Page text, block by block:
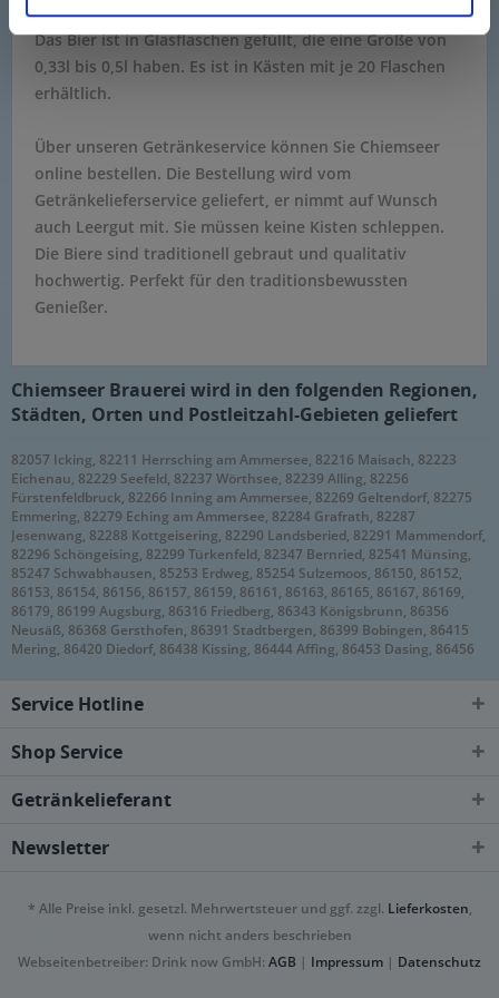
Das Bier ist in Glasflaschen gefüllt, die eine Größe von
0,33l bis 0,5l haben. Es ist in Kästen mit je 20 Flaschen
erhältlich.
Über unseren Getränkeservice können Sie Chiemseer
online bestellen. Die Bestellung wird vom
Getränkelieferservice geliefert, er nimmt auf Wunsch
auch Leergut mit. Sie müssen keine Kisten schleppen.
Die Biere sind traditionell gebraut und qualitativ
hochwertig. Perfekt für den traditionsbewussten
Genießer.
Chiemseer Brauerei wird in den folgenden Regionen,
Städten, Orten und Postleitzahl-Gebieten geliefert
82057 Icking, 82211 Herrsching am Ammersee, 82216 Maisach, 82223
Eichenau, 82229 Seefeld, 82237 Wörthsee, 82239 Alling, 82256
Fürstenfeldbruck, 82266 Inning am Ammersee, 82269 Geltendorf, 82275
Emmering, 82279 Eching am Ammersee, 82284 Grafrath, 82287
Jesenwang, 82288 Kottgeisering, 82290 Landsberied, 82291 Mammendorf,
82296 Schöngeising, 82299 Türkenfeld, 82347 Bernried, 82541 Münsing,
85247 Schwabhausen, 85253 Erdweg, 85254 Sulzemoos, 86150, 86152,
86153, 86154, 86156, 86157, 86159, 86161, 86163, 86165, 86167, 86169,
86179, 86199 Augsburg, 86316 Friedberg, 86343 Königsbrunn, 86356
Neusäß, 86368 Gersthofen, 86391 Stadtbergen, 86399 Bobingen, 86415
Mering, 86420 Diedorf, 86438 Kissing, 86444 Affing, 86453 Dasing, 86456
Adelzhausen, 86573 Obergriesbach, 86830 Schwabmünchen, 86836
86899 Landsberg am Lech, 86911 Dießen am Ammersee, 86916 Kaufering,
86919 Utting am Ammersee, 86922 Eresing, 86923 Finning, 86926
Ammersee, 86940 Schwifting, 86949 Windach
Service Hotline
Shop Service
Getränkelieferant
Newsletter
* Alle Preise inkl. gesetzl. Mehrwertsteuer und ggf. zzgl. Lieferkosten,
wenn nicht anders beschrieben
Webseitenbetreiber: Drink now GmbH: AGB | Impressum | Datenschutz